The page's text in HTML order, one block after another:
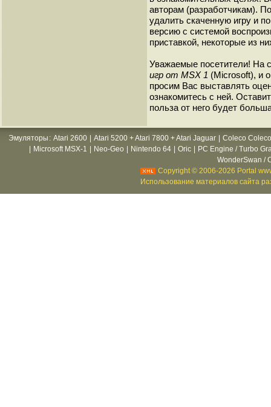
авторам (разработчикам).
удалить скаченную игру и
версию с системой
приставкой, некоторые из
Уважаемые посетители! На
игр от MSX 1 (Microsoft), и
просим Вас выставлять
ознакомитесь с ней.
польза от него будет
Эмуляторы : Atari 2600 Atari 5200 + Atari 7800 + Atari Jaguar
Coleco
Microsoft MSX-1 Neo-Geo Nintendo 64 Oric
PC Engine / Turbo
WonderSwan /
Copyright © 2006-2026 Portal
Использование материалов сайта